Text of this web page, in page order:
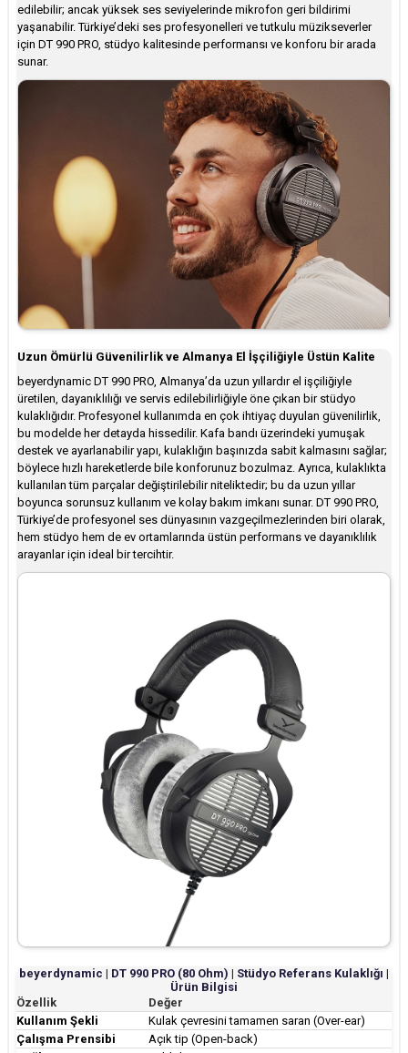
edilebilir; ancak yüksek ses seviyelerinde mikrofon geri bildirimi
yaşanabilir. Türkiye’deki ses profesyonelleri ve tutkulu müzikseverler
için DT 990 PRO, stüdyo kalitesinde performansı ve konforu bir arada
sunar.
Uzun Ömürlü Güvenilirlik ve Almanya El İşçiliğiyle Üstün Kalite
beyerdynamic DT 990 PRO, Almanya’da uzun yıllardır el işçiliğiyle
üretilen, dayanıklılığı ve servis edilebilirliğiyle öne çıkan bir stüdyo
kulaklığıdır. Profesyonel kullanımda en çok ihtiyaç duyulan güvenilirlik,
bu modelde her detayda hissedilir. Kafa bandı üzerindeki yumuşak
destek ve ayarlanabilir yapı, kulaklığın başınızda sabit kalmasını sağlar;
böylece hızlı hareketlerde bile konforunuz bozulmaz. Ayrıca, kulaklıkta
kullanılan tüm parçalar değiştirilebilir niteliktedir; bu da uzun yıllar
boyunca sorunsuz kullanım ve kolay bakım imkanı sunar. DT 990 PRO,
Türkiye’de profesyonel ses dünyasının vazgeçilmezlerinden biri olarak,
hem stüdyo hem de ev ortamlarında üstün performans ve dayanıklılık
arayanlar için ideal bir tercihtir.
beyerdynamic | DT 990 PRO (80 Ohm) | Stüdyo Referans Kulaklığı |
Ürün Bilgisi
Özellik
Değer
Kullanım Şekli
Kulak çevresini tamamen saran (Over-ear)
Çalışma Prensibi
Açık tip (Open-back)